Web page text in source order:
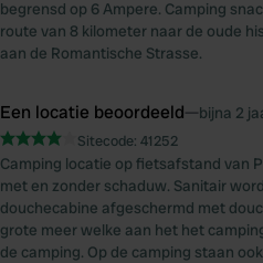
begrensd op 6 Ampere. Camping
route van 8 kilometer naar de oude
aan de Romantische Strasse.
Een locatie beoordeeld—bijna 2
Sitecode: 41252
Camping locatie op fietsafstand van
met en zonder schaduw. Sanitair
douchecabine afgeschermd met
grote meer welke aan het het
de camping. Op de camping staan